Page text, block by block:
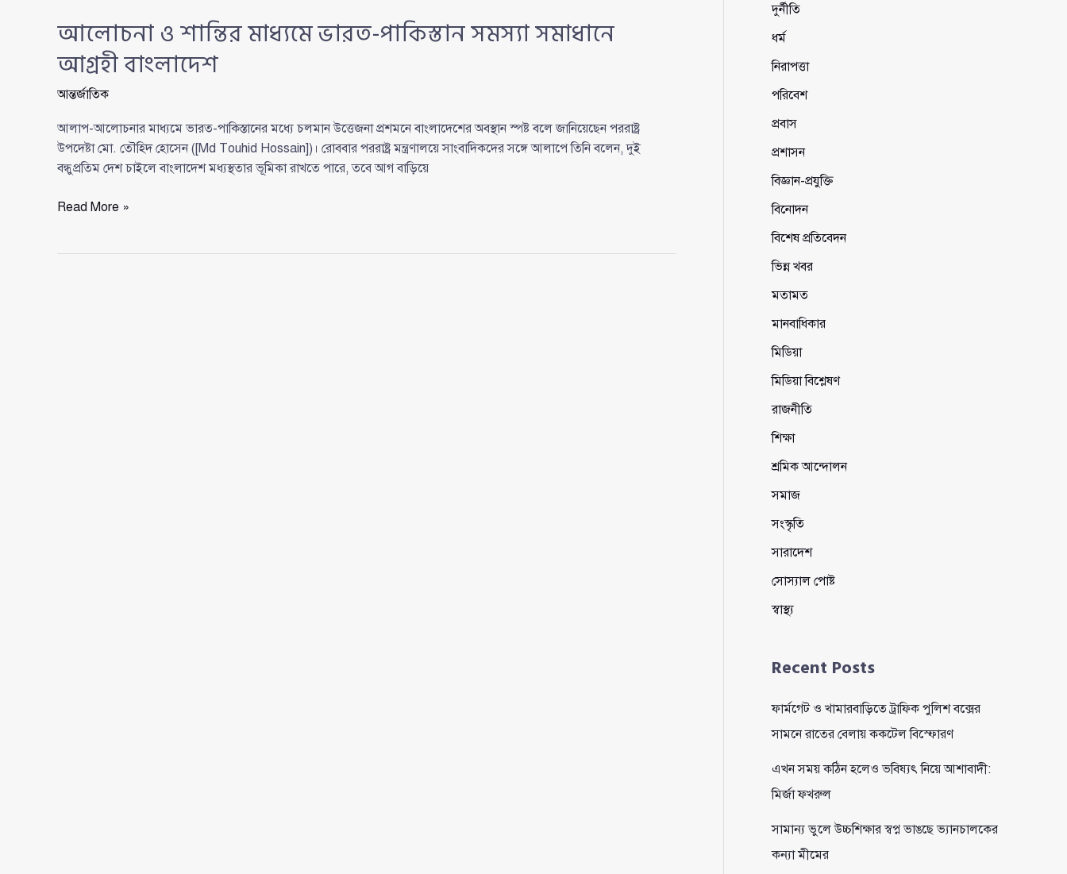
আলোচনা ও শান্তির মাধ্যমে ভারত-পাকিস্তান সমস্যা সমাধানে
আগ্রহী বাংলাদেশ
আন্তর্জাতিক
আলাপ-আলোচনার মাধ্যমে ভারত-পাকিস্তানের মধ্যে চলমান উত্তেজনা প্রশমনে বাংলাদেশের অবস্থান স্পষ্ট বলে জানিয়েছেন পররাষ্ট্র
উপদেষ্টা মো. তৌহিদ হোসেন ([Md Touhid Hossain])। রোববার পররাষ্ট্র মন্ত্রণালয়ে সাংবাদিকদের সঙ্গে আলাপে তিনি বলেন, দুই
বন্ধুপ্রতিম দেশ চাইলে বাংলাদেশ মধ্যস্থতার ভূমিকা রাখতে পারে, তবে আগ বাড়িয়ে
আলোচনা
Read More »
দুর্নীতি
ধর্ম
নিরাপত্তা
পরিবেশ
প্রবাস
প্রশাসন
বিজ্ঞান-প্রযুক্তি
বিনোদন
বিশেষ প্রতিবেদন
ভিন্ন খবর
মতামত
মানবাধিকার
মিডিয়া
মিডিয়া বিশ্লেষণ
রাজনীতি
শিক্ষা
শ্রমিক আন্দোলন
সমাজ
সংস্কৃতি
সারাদেশ
সোস্যাল পোষ্ট
স্বাস্থ্য
Recent Posts
ফার্মগেট ও খামারবাড়িতে ট্রাফিক পুলিশ বক্সের
সামনে রাতের বেলায় ককটেল বিস্ফোরণ
এখন সময় কঠিন হলেও ভবিষ্যৎ নিয়ে আশাবাদী:
মির্জা ফখরুল
সামান্য ভুলে উচ্চশিক্ষার স্বপ্ন ভাঙছে ভ্যানচালকের
কন্যা মীমের